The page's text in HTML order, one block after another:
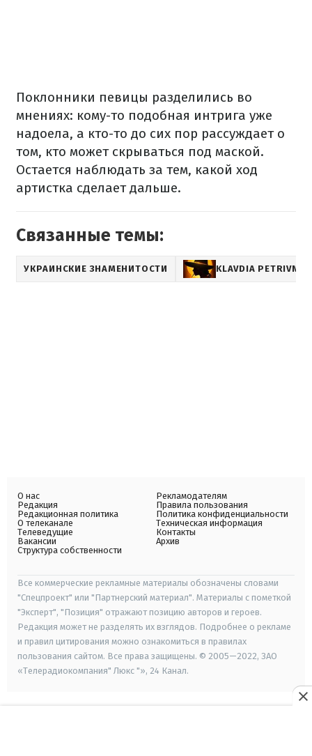
Поклонники певицы разделились во
мнениях: кому-то подобная интрига уже
надоела, а кто-то до сих пор рассуждает о
том, кто может скрываться под маской.
Остается наблюдать за тем, какой ход
артистка сделает дальше.
Связанные темы:
УКРАИНСКИЕ ЗНАМЕНИТОСТИ KLAVDIA PETRIVNA
О нас
Редакция
Редакционная политика
О телеканале
Телеведущие
Вакансии
Структура собственности
Рекламодателям
Правила пользования
Политика конфиденциальности
Техническая информация
Контакты
Архив
Все коммерческие рекламные материалы обозначены словами
"Спецпроект" или "Партнерский материал". Материалы с пометкой
"Эксперт", "Позиция" отражают позицию авторов и героев.
Редакция может не разделять их взглядов. Подробнее о рекламе
и правил цитирования можно ознакомиться в правилах
пользования сайтом. Все права защищены. © 2005—2022, ЗАО
«Телерадиокомпания" Люкс "», 24 Канал.